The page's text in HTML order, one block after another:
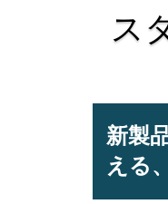
ス
新製
える